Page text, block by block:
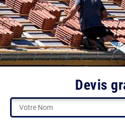
Devis